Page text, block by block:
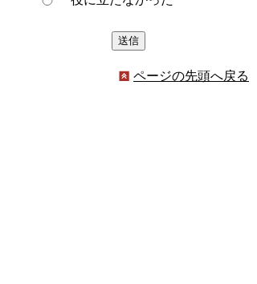
ページの先頭へ戻る